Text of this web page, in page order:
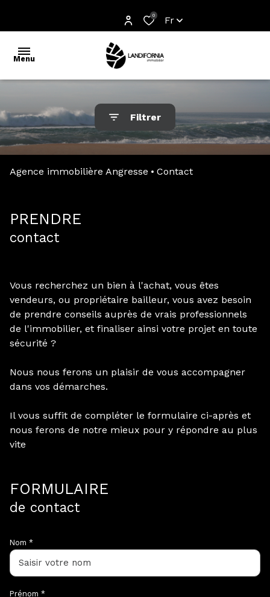
0 Fr
Menu
accueil
l'agence
off
market
alerte
mail
contact
Filtrer
Agence immobilière Angresse Contact
PRENDRE
contact
Vous recherchez un bien à l'achat, vous êtes
vendeurs, ou propriétaire bailleur, vous avez besoin
de prendre conseils auprès de vrais professionnels
de l'immobilier, et finaliser ainsi votre projet en toute
sécurité ?
Nous nous ferons un plaisir de vous accompagner
dans vos démarches.
Il vous suffit de compléter le formulaire ci-après et
nous ferons de notre mieux pour y répondre au plus
vite
FORMULAIRE
de contact
Nom *
Prénom *